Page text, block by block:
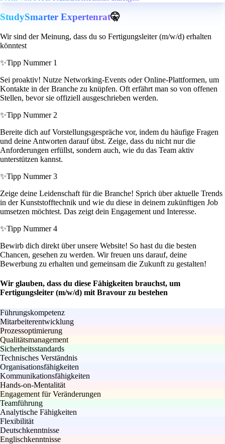
StudySmarter Expertenrat🤫
Wir sind der Meinung, dass du so Fertigungsleiter (m/w/d) erhalten
könntest
✨Tipp Nummer 1
Sei proaktiv! Nutze Networking-Events oder Online-Plattformen, um
Kontakte in der Branche zu knüpfen. Oft erfährt man so von offenen
Stellen, bevor sie offiziell ausgeschrieben werden.
✨Tipp Nummer 2
Bereite dich auf Vorstellungsgespräche vor, indem du häufige Fragen
und deine Antworten darauf übst. Zeige, dass du nicht nur die
Anforderungen erfüllst, sondern auch, wie du das Team aktiv
unterstützen kannst.
✨Tipp Nummer 3
Zeige deine Leidenschaft für die Branche! Sprich über aktuelle Trends
in der Kunststofftechnik und wie du diese in deinem zukünftigen Job
umsetzen möchtest. Das zeigt dein Engagement und Interesse.
✨Tipp Nummer 4
Bewirb dich direkt über unsere Website! So hast du die besten
Chancen, gesehen zu werden. Wir freuen uns darauf, deine
Bewerbung zu erhalten und gemeinsam die Zukunft zu gestalten!
Wir glauben, dass du diese Fähigkeiten brauchst, um
Fertigungsleiter (m/w/d) mit Bravour zu bestehen
Führungskompetenz
Mitarbeiterentwicklung
Prozessoptimierung
Qualitätsmanagement
Sicherheitsstandards
Technisches Verständnis
Organisationsfähigkeiten
Kommunikationsfähigkeiten
Hands-on-Mentalität
Engagement für Veränderungen
Teamführung
Analytische Fähigkeiten
Flexibilität
Deutschkenntnisse
Englischkenntnisse